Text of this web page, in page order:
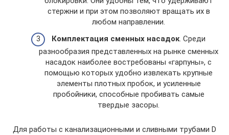
стержни и при этом позволяют вращать их в
любом направлении.
Комплектация сменных насадок. Среди
разнообразия представленных на рынке сменных
насадок наиболее востребованы «гарпуны», с
помощью которых удобно извлекать крупные
элементы плотных пробок, и усиленные
пробойники, способные пробивать самые
твердые засоры.
Для работы с канализационными и сливными трубами D